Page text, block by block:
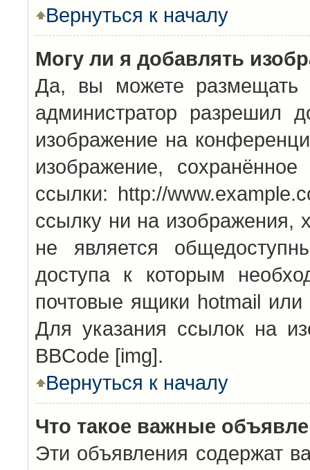
Вернуться к началу
Могу ли я добавлять
Да, вы можете размещать
администратор разрешил
изображение на
изображение,
ссылки: http://
ссылку ни на
не является
доступа к которым
почтовые ящики hotmail
Для указания ссылок на
BBCode [img].
Вернуться к началу
Что такое важные
Эти объявления содержат